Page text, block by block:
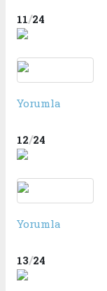
11/24
Yorumla
12/24
Yorumla
13/24